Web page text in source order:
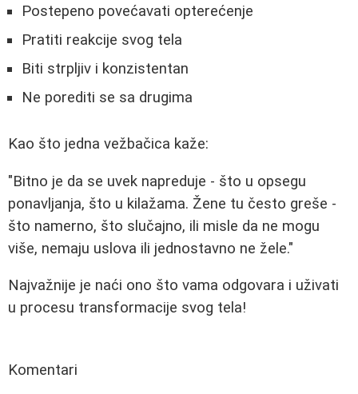
Postepeno povećavati opterećenje
Pratiti reakcije svog tela
Biti strpljiv i konzistentan
Ne porediti se sa drugima
Kao što jedna vežbačica kaže:
"Bitno je da se uvek napreduje - što u opsegu
ponavljanja, što u kilažama. Žene tu često greše -
što namerno, što slučajno, ili misle da ne mogu
više, nemaju uslova ili jednostavno ne žele."
Najvažnije je naći ono što vama odgovara i uživati
u procesu transformacije svog tela!
Komentari